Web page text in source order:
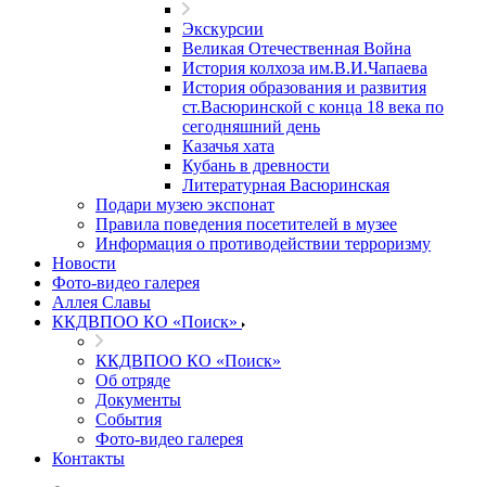
Экскурсии
Великая Отечественная Война
История колхоза им.В.И.Чапаева
История образования и развития
ст.Васюринской с конца 18 века по
сегодняшний день
Казачья хата
Кубань в древности
Литературная Васюринская
Подари музею экспонат
Правила поведения посетителей в музее
Информация о противодействии терроризму
Новости
Фото-видео галерея
Аллея Славы
ККДВПОО КО «Поиск»
ККДВПОО КО «Поиск»
Об отряде
Документы
События
Фото-видео галерея
Контакты